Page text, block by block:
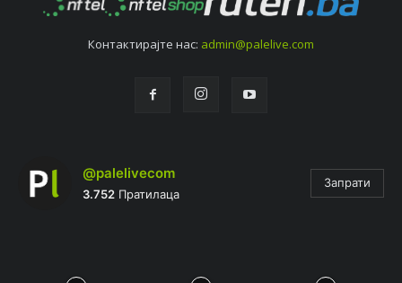
Контактирајтe нас: admin@palelive.com
@palelivecom
3.752 Пратилаца
Запрати